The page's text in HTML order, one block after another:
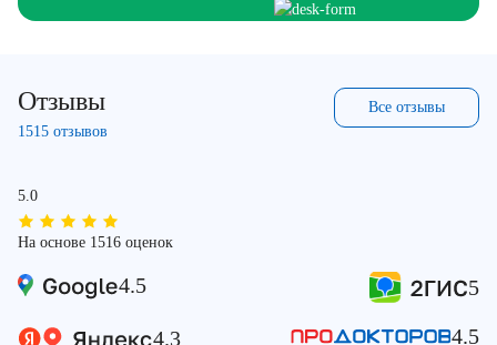
Отзывы
1515 отзывов
Все отзывы
5.0
На основе 1516 оценок
4.5 5
4.3 4.5